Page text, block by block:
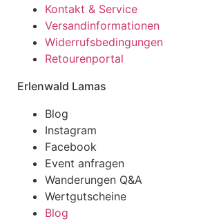
Kontakt & Service
Versandinformationen
Widerrufsbedingungen
Retourenportal
Erlenwald Lamas
Blog
Instagram
Facebook
Event anfragen
Wanderungen Q&A
Wertgutscheine
Blog